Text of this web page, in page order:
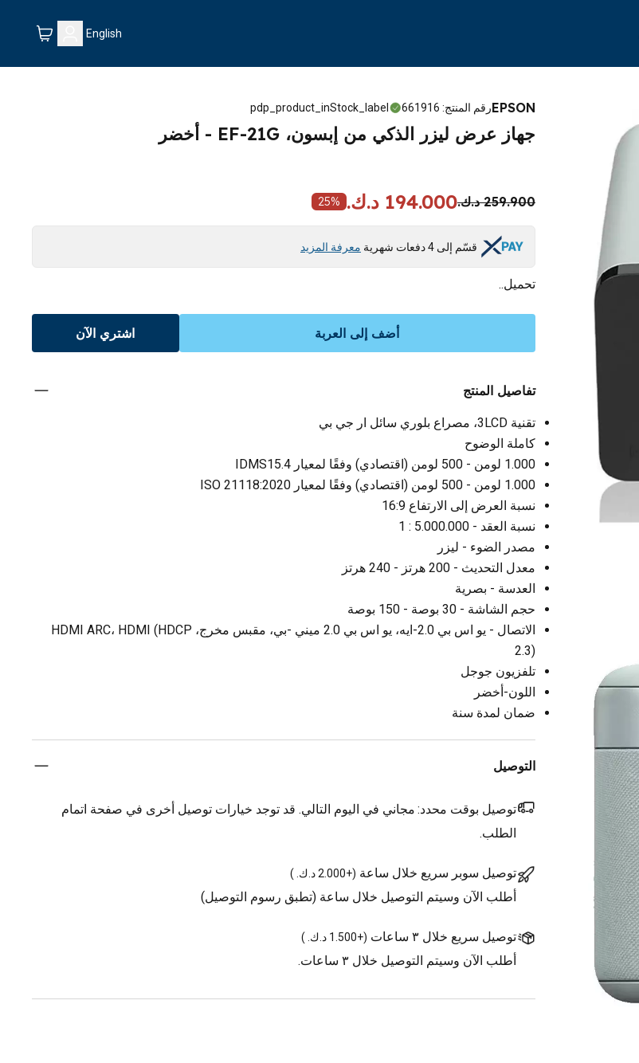
English
EPSONرقم المنتج:
661916
pdp_product_inStock_label
جهاز عرض ليزر الذكي من إبسون، EF-21G - أخضر
259.900 د.ك. 194.000 د.ك. 25%
قسّم إلى 4 دفعات شهرية معرفة المزيد
تحميل..
أضف إلى العربة اشتري الآن
تفاصيل المنتج
تقنية 3LCD، مصراع بلوري سائل ار جي بي
كاملة الوضوح
1.000 لومن - 500 لومن (اقتصادي) وفقًا لمعيار IDMS15.4
1.000 لومن - 500 لومن (اقتصادي) وفقًا لمعيار ISO 21118:2020
نسبة العرض إلى الارتفاع 16:9
نسبة العقد - 5.000.000 : 1
مصدر الضوء - ليزر
معدل التحديث - 200 هرتز - 240 هرتز
العدسة - بصرية
حجم الشاشة - 30 بوصة - 150 بوصة
الاتصال - يو اس بي 2.0-ايه، يو اس بي 2.0 ميني -بي، مقبس مخرج، HDMI ARC، HDMI (HDCP
2.3)
تلفزيون جوجل
اللون-أخضر
ضمان لمدة سنة
التوصيل
توصيل بوقت محدد: مجاني في اليوم التالي. قد توجد خيارات توصيل أخرى في صفحة اتمام
الطلب.
توصيل سوبر سريع خلال ساعة (+2.000 د.ك. )
أطلب الآن وسيتم التوصيل خلال ساعة (تطبق رسوم التوصيل)
توصيل سريع خلال ٣ ساعات (+1.500 د.ك. )
أطلب الآن وسيتم التوصيل خلال ٣ ساعات.